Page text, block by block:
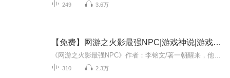
249 3.6万
【免费】网游之火影最强NPC|游戏神说|游戏世界|AI多播
310 2.3万